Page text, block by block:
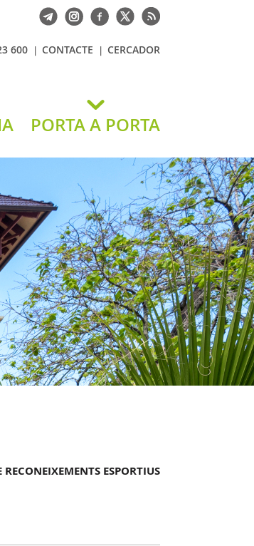
600 CONTACTE CERCADOR
PORTA A PORTA
RECONEIXEMENTS ESPORTIUS